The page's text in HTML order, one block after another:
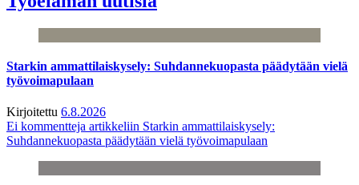
Starkin ammattilaiskysely: Suhdannekuopasta päädytään vielä
työvoimapulaan
Kirjoitettu 6.8.2026
Ei kommentteja artikkeliin Starkin ammattilaiskysely:
Suhdannekuopasta päädytään vielä työvoimapulaan